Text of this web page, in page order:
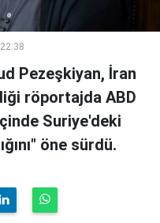
Pezeşkiyan, İran
röportajda ABD
Suriye'deki
öne sürdü.